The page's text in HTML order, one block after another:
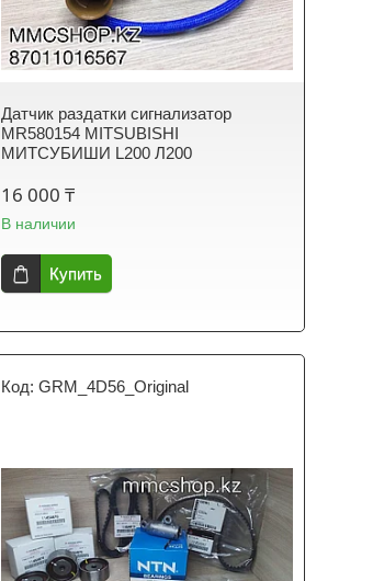
Датчик раздатки сигнализатор
MR580154 MITSUBISHI
МИТСУБИШИ L200 Л200
16 000 ₸
В наличии
Купить
GRM_4D56_Original